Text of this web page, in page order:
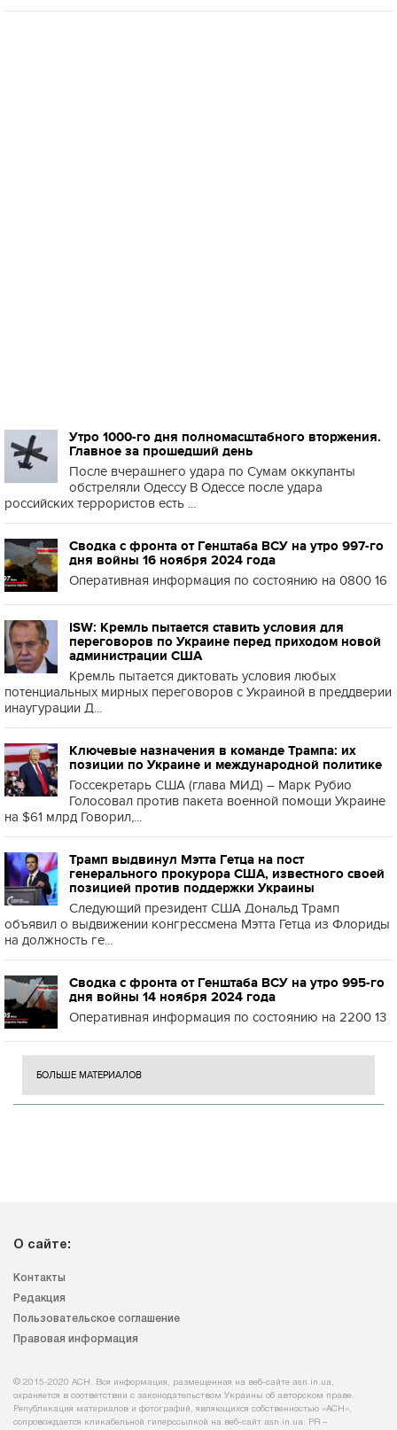
Утро 1000-го дня полномасштабного вторжения.
Главное за прошедший день
После вчерашнего удара по Сумам оккупанты
обстреляли Одессу В Одессе после удара
российских террористов есть ...
Сводка с фронта от Генштаба ВСУ на утро 997-го
дня войны 16 ноября 2024 года
Оперативная информация по состоянию на 0800 16
ISW: Кремль пытается ставить условия для
переговоров по Украине перед приходом новой
администрации США
Кремль пытается диктовать условия любых
потенциальных мирных переговоров с Украиной в преддверии
инаугурации Д...
Ключевые назначения в команде Трампа: их
позиции по Украине и международной политике
Госсекретарь США (глава МИД) – Марк Рубио
Голосовал против пакета военной помощи Украине
на $61 млрд Говорил,...
Трамп выдвинул Мэтта Гетца на пост
генерального прокурора США, известного своей
позицией против поддержки Украины
Следующий президент США Дональд Трамп
объявил о выдвижении конгрессмена Мэтта Гетца из Флориды
на должность ге...
Сводка с фронта от Генштаба ВСУ на утро 995-го
дня войны 14 ноября 2024 года
Оперативная информация по состоянию на 2200 13
БОЛЬШЕ МАТЕРИАЛОВ
О сайте:
Контакты
Редакция
Пользовательское соглашение
Правовая информация
© 2015-2020 АСН. Вся информация, размещенная на веб-сайте asn.in.ua,
охраняется в соответствии с законодательством Украины об авторском праве.
Републикация материалов и фотографий, являющихся собственностью «АСН»,
сопровождается кликабельной гиперссылкой на веб-сайт asn.іn.ua. PR –